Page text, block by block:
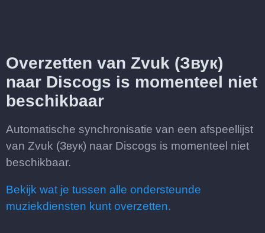
Overzetten van Zvuk (Звук)
naar Discogs is momenteel niet
beschikbaar
Automatische synchronisatie van een afspeellijst
van Zvuk (Звук) naar Discogs is momenteel niet
beschikbaar.
Bekijk wat je tussen alle ondersteunde
muziekdiensten kunt overzetten.